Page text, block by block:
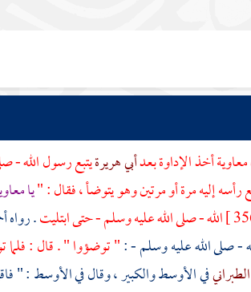
معاويةأخذ الإداوة بعدأبي هريرةيتبع رسول الله -
إليه مرة أو مرتين وهو يتوضأ ، فقال : "يا
الله - صلى الله عليه وسلم - حتى ابتليت. رواه
- صلى الله عليه وسلم - :" توضؤوا " . قال : فلما
الطبرانيفي الأوسط والكبير ، وقال في الأوسط : "